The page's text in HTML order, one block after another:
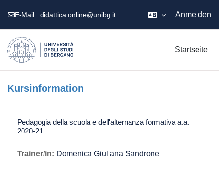
E-Mail : didattica.online@unibg.it Anmelden
Startseite
Kursinformation
Pedagogia della scuola e dell'alternanza formativa a.a.
2020-21
Trainer/in: Domenica Giuliana Sandrone